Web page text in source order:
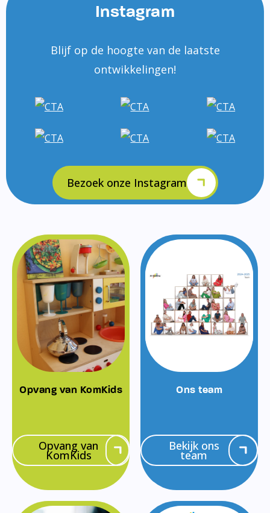
Instagram
Blijf op de hoogte van de laatste
ontwikkelingen!
Bezoek onze Instagram
Opvang van KomKids
Opvang van
KomKids
Ons team
Bekijk ons
team